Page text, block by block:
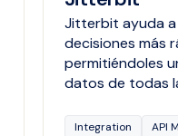
Jitterbit ayuda a
decisiones más
permitiéndoles
datos de todas
Integration API